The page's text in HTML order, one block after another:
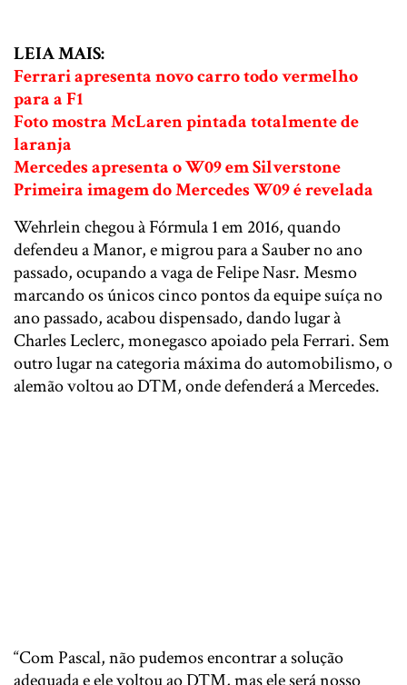
LEIA MAIS:
Ferrari apresenta novo carro todo vermelho
para a F1
Foto mostra McLaren pintada totalmente de
laranja
Mercedes apresenta o W09 em Silverstone
Primeira imagem do Mercedes W09 é revelada
Wehrlein chegou à Fórmula 1 em 2016, quando
defendeu a Manor, e migrou para a Sauber no ano
passado, ocupando a vaga de Felipe Nasr. Mesmo
marcando os únicos cinco pontos da equipe suíça no
ano passado, acabou dispensado, dando lugar à
Charles Leclerc, monegasco apoiado pela Ferrari. Sem
outro lugar na categoria máxima do automobilismo, o
alemão voltou ao DTM, onde defenderá a Mercedes.
“Com Pascal, não pudemos encontrar a solução
adequada e ele voltou ao DTM, mas ele será nosso